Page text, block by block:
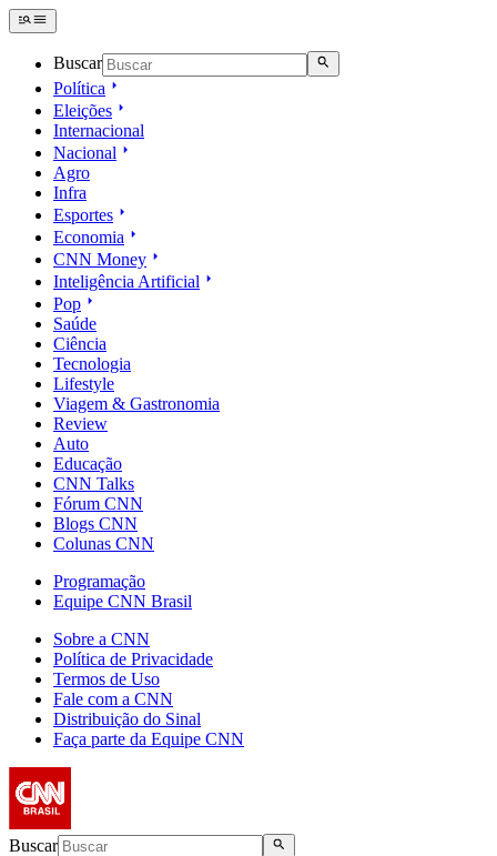
Buscar
Política
Eleições
Internacional
Nacional
Agro
Infra
Esportes
Economia
CNN Money
Inteligência Artificial
Pop
Saúde
Ciência
Tecnologia
Lifestyle
Viagem & Gastronomia
Review
Auto
Educação
CNN Talks
Fórum CNN
Blogs CNN
Colunas CNN
Programação
Equipe CNN Brasil
Sobre a CNN
Política de Privacidade
Termos de Uso
Fale com a CNN
Distribuição do Sinal
Faça parte da Equipe CNN
Buscar